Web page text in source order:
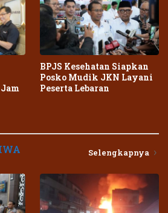
BPJS Kesehatan Siapkan
Posko Mudik JKN Layani
Peserta Lebaran
Selengkapnya